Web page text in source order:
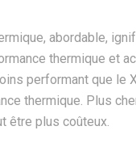
abordable,
thermique et
performant que
thermique. Plus
être plus coûteux.